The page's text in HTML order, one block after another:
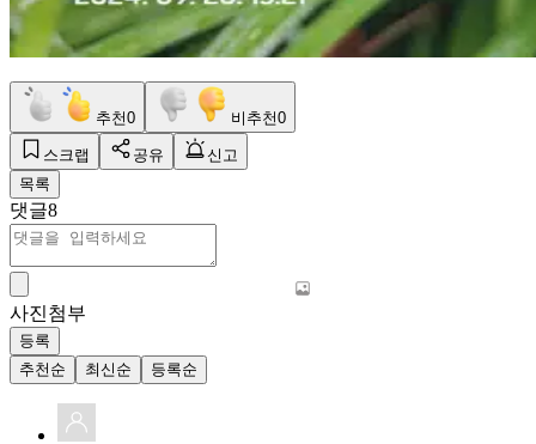
추천0 비추천0
스크랩 공유
신고
목록
댓글8
사진첨부
등록
추천순
최신순 등록순